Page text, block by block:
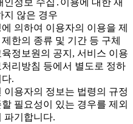
인정보 수집․이용에 대한 재
지 않은 경우
의하여 이용자의 이용을 제
한의 종류 및 기간 등 구체
정보원의 공지, 서비스 이용
리방침 등에서 별도로 정하
.
용자의 정보는 법령의 규정
필요성이 있는 경우를 제외
파기합니다.